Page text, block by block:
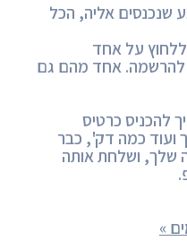
שנכנסים אליה, הכל
על אחד
להרשמה. אחד מהם גם
להכניס כרטיס
ועוד כמה דק', כבר
שלך, ושלחת אותה
»